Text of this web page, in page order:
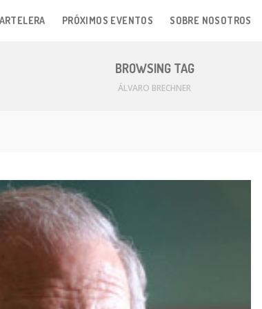
PRÓXIMOS EVENTOS SOBRE NOSOTROS
BROWSING TAG
ÁLVARO BRECHNER